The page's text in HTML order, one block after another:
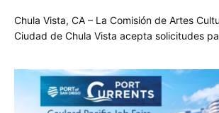
Chula Vista, CA – La Comisión de Artes
Ciudad de Chula Vista acepta solicitudes